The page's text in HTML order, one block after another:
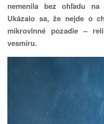
nemenila bez ohľadu
Ukázalo sa, že nejde o
mikrovlnné pozadie –
vesmíru.